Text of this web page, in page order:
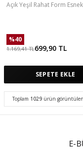
Açık Yeşil Rahat Form
%40
1.169,41TL699,90 TL
SEPETE EKLE
Toplam 1029 ürün
E-